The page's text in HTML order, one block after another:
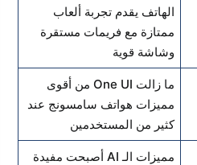
الهاتف يقدم تجربة ألعاب
ممتازة مع فريمات مستقرة
وشاشة قوية
ما زالت One UI من أقوى
مميزات هواتف سامسونج عند
كثير من المستخدمين
مميزات الـ AI أصبحت مفيدة